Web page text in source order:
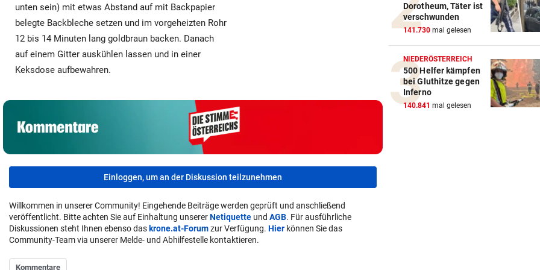
unten sein) mit etwas Abstand auf mit Backpapier
belegte Backbleche setzen und im vorgeheizten Rohr
12 bis 14 Minuten lang goldbraun backen. Danach
auf einem Gitter auskühlen lassen und in einer
Keksdose aufbewahren.
Einloggen, um an der Diskussion teilzunehmen
Willkommen in unserer Community! Eingehende Beiträge werden geprüft und anschließend
veröffentlicht. Bitte achten Sie auf Einhaltung unsererNetiquette und AGB. Für ausführliche
Diskussionen steht Ihnen ebenso das krone.at-Forumzur Verfügung. Hier können Sie das
Community-Team via unserer Melde- und Abhilfestelle kontaktieren.
Strittiger Kanzler-Sager:
er recht hat …
TOPSPIELERIN
„Salzburg war für mich die
Wahl“
WM-TEAMCHEF STINKSAUER
Dorotheum, Täter ist
verschwunden
141.730 mal gelesen
NIEDERÖSTERREICH
500 Helfer kämpfen
bei Gluthitze gegen
Inferno
140.841 mal gelesen